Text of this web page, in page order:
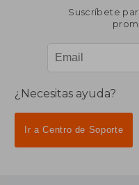
Suscríbete
¿Necesitas ayuda?
Ir a Centro de Soporte